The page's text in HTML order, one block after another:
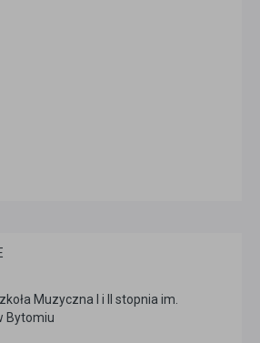
Muzyczna I i II stopnia im.
Bytomiu